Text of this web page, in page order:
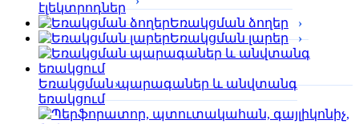
էլեկտրոդներ
Եռակցման ձողեր
Եռակցման լարեր
Եռակցման պարագաներ և անվտանգ
եռակցում